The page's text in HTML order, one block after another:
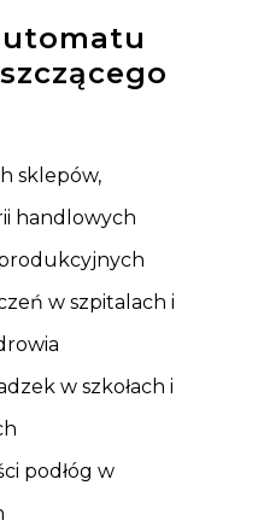
sklepów,
handlowych
w szpitalach i
w szkołach i
podłóg w